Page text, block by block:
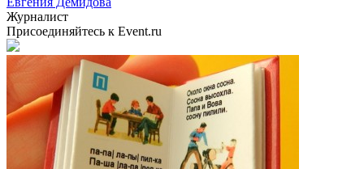
Журналист
Присоединяйтесь к Event.ru